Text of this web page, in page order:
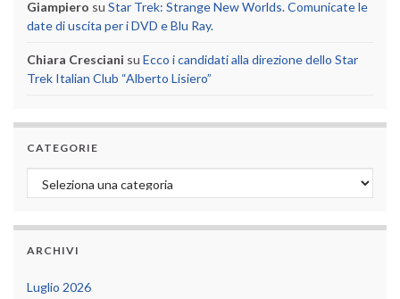
Giampiero su Star Trek: Strange New Worlds. Comunicate le
date di uscita per i DVD e Blu Ray.
Chiara Cresciani su Ecco i candidati alla direzione dello Star
Trek Italian Club “Alberto Lisiero”
CATEGORIE
Categorie
ARCHIVI
Luglio 2026